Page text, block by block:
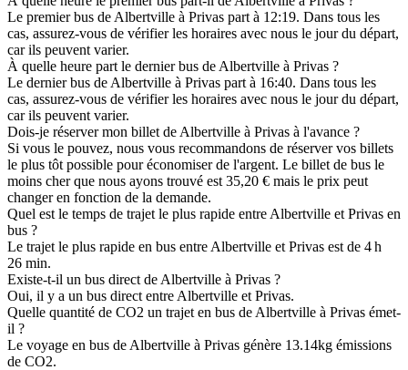
Le premier bus de Albertville à Privas part à 12:19. Dans tous les
cas, assurez-vous de vérifier les horaires avec nous le jour du départ,
car ils peuvent varier.
À quelle heure part le dernier bus de Albertville à Privas ?
Le dernier bus de Albertville à Privas part à 16:40. Dans tous les
cas, assurez-vous de vérifier les horaires avec nous le jour du départ,
car ils peuvent varier.
Dois-je réserver mon billet de Albertville à Privas à l'avance ?
Si vous le pouvez, nous vous recommandons de réserver vos billets
le plus tôt possible pour économiser de l'argent. Le billet de bus le
moins cher que nous ayons trouvé est 35,20 € mais le prix peut
changer en fonction de la demande.
Quel est le temps de trajet le plus rapide entre Albertville et Privas en
bus ?
Le trajet le plus rapide en bus entre Albertville et Privas est de 4 h
26 min.
Existe-t-il un bus direct de Albertville à Privas ?
Oui, il y a un bus direct entre Albertville et Privas.
Quelle quantité de CO2 un trajet en bus de Albertville à Privas émet-
il ?
Le voyage en bus de Albertville à Privas génère 13.14kg émissions
de CO2.